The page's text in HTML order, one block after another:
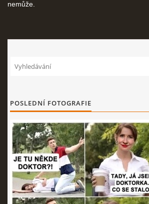
nemůže.
POSLEDNÍ FOTOGRAFIE